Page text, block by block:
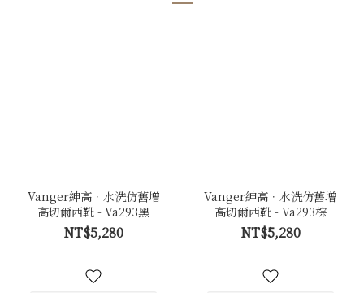
Vanger紳高．水洗仿舊增
高切爾西靴 - Va293黑
NT$5,280
Vanger紳高．水洗仿舊增
高切爾西靴 - Va293棕
NT$5,280